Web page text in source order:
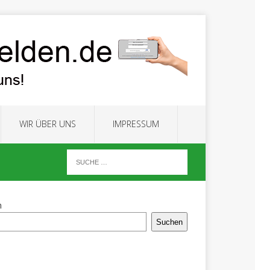
WIR ÜBER UNS IMPRESSUM
Suchen